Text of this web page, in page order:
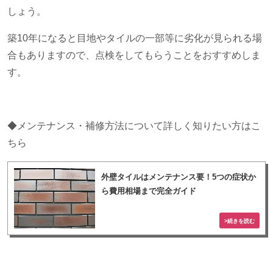
しょう。
築10年になると目地やタイルの一部等に劣化が見られる場
合もありますので、点検をしてもらうことをおすすめしま
す。
◆メンテナンス・補修方法について詳しく知りたい方はこ
ちら
外壁タイルはメンテナンス要！5つの症状か
ら費用相場まで完全ガイド